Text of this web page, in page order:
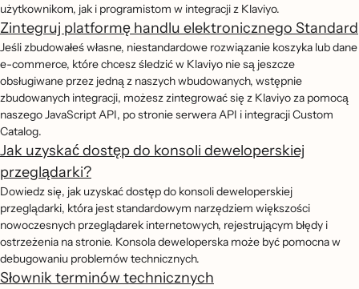
użytkownikom, jak i programistom w integracji z Klaviyo.
Zintegruj platformę handlu elektronicznego Standard
Jeśli zbudowałeś własne, niestandardowe rozwiązanie koszyka lub dane
e-commerce, które chcesz śledzić w Klaviyo nie są jeszcze
obsługiwane przez jedną z naszych wbudowanych, wstępnie
zbudowanych integracji, możesz zintegrować się z Klaviyo za pomocą
naszego JavaScript API, po stronie serwera API i integracji Custom
Catalog.
Jak uzyskać dostęp do konsoli deweloperskiej
przeglądarki?
Dowiedz się, jak uzyskać dostęp do konsoli deweloperskiej
przeglądarki, która jest standardowym narzędziem większości
nowoczesnych przeglądarek internetowych, rejestrującym błędy i
ostrzeżenia na stronie. Konsola deweloperska może być pomocna w
debugowaniu problemów technicznych.
Słownik terminów technicznych